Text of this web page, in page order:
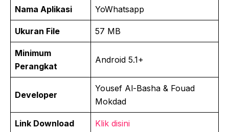
Nama Aplikasi YoWhatsapp
Ukuran File 57 MB
Minimum
Perangkat
Android 5.1+
Developer
Yousef Al-Basha & Fouad
Mokdad
Link Download Klik disini